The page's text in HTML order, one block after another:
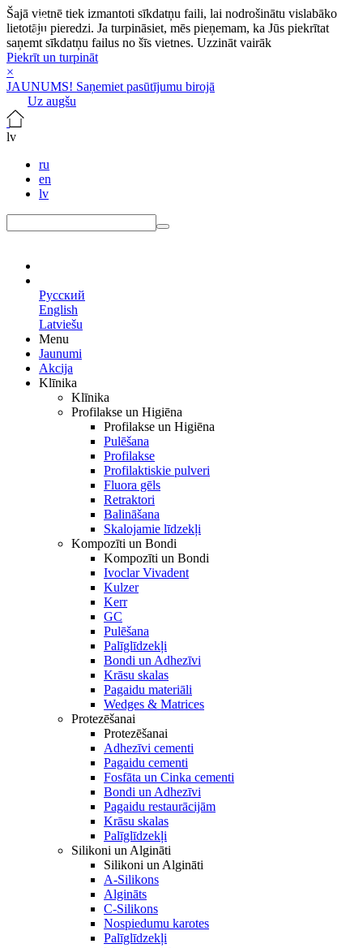
Šajā vietnē tiek izmantoti sīkdatņu faili, lai nodrošinātu vislabāko
lietotāju pieredzi. Ja turpināsiet, mēs pieņemam, ka Jūs piekrītat
saņemt sīkdatņu failus no šīs vietnes. Uzzināt vairāk
Piekrīt un turpināt
×
JAUNUMS! Saņemiet pasūtījumu birojā
Uz augšu
lv
ru
en
lv
Русский
English
Latviešu
Menu
Jaunumi
Akcija
Klīnika
Klīnika
Profilakse un Higiēna
Profilakse un Higiēna
Pulēšana
Profilakse
Profilaktiskie pulveri
Fluora gēls
Retraktori
Balināšana
Skalojamie līdzekļi
Kompozīti un Bondi
Kompozīti un Bondi
Ivoclar Vivadent
Kulzer
Kerr
GC
Pulēšana
Palīglīdzekļi
Bondi un Adhezīvi
Krāsu skalas
Pagaidu materiāli
Wedges & Matrices
Protezēšanai
Protezēšanai
Adhezīvi cementi
Pagaidu cementi
Fosfāta un Cinka cementi
Bondi un Adhezīvi
Pagaidu restaurācijām
Krāsu skalas
Palīglīdzekļi
Silikoni un Algināti
Silikoni un Algināti
A-Silikons
Algināts
C-Silikons
Nospiedumu karotes
Palīglīdzekļi